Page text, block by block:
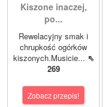
Kiszone inaczej,
po...
Rewelacyjny smak i
chrupkość ogórków
kiszonych.Musicie... ⇖
269
Zobacz przepis!